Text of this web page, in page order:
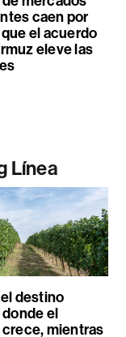
caen por
el acuerdo
eleve las
Línea
destino
el
mientras